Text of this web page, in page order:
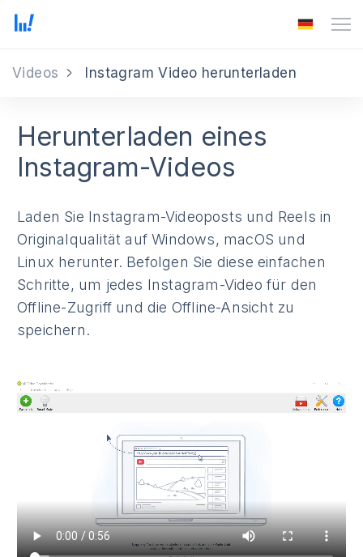
Videos Instagram Video herunterladen
Herunterladen eines
Instagram-Videos
Laden Sie Instagram-Videoposts und Reels in
Originalqualität auf Windows, macOS und
Linux herunter. Befolgen Sie diese einfachen
Schritte, um jedes Instagram-Video für den
Offline-Zugriff und die Offline-Ansicht zu
speichern.